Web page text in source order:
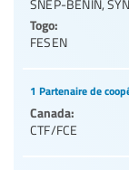
SNEP-BÉNIN,
Togo:
FESEN
1 Partenaire de
Canada:
CTF/FCE